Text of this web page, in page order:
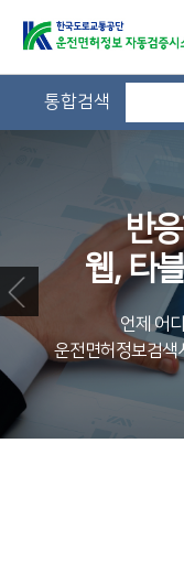
통합검색
반
웹, 타
언제 어
운전면허정보검색